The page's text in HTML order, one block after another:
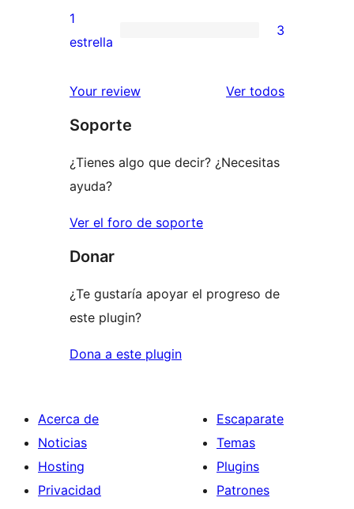
3
estrellas
valoraciones
de
estrellas
3
de
estrellas
1
estrella
3
Your review Ver todoslos
Soporte
¿Tienes algo que decir? ¿Necesitas
ayuda?
Ver el foro de soporte
Donar
¿Te gustaría apoyar el progreso de
este plugin?
Dona a este plugin
Acerca de
Noticias
Hosting
Privacidad
Escaparate
Temas
Plugins
Patrones